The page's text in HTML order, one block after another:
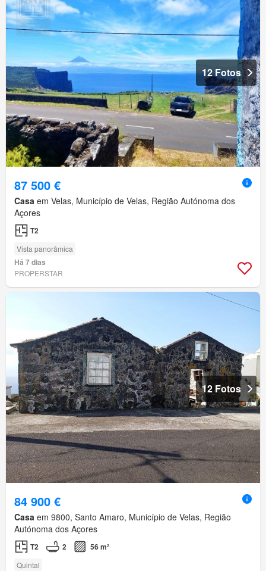
12 Fotos
87 500 €
Casa em Velas, Município de Velas, Região Autónoma dos
Açores
T2
Vista panorâmica
Há 7 dias
PROPERSTAR
12 Fotos
84 900 €
Casa em 9800, Santo Amaro, Município de Velas, Região
Autónoma dos Açores
T2 2 56 m²
Quintal